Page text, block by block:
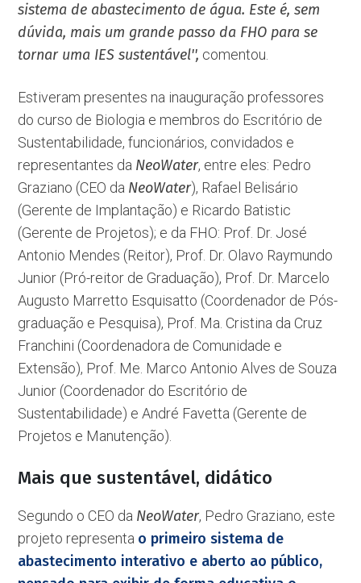
sistema de abastecimento de água. Este é, sem
dúvida, mais um grande passo da FHO para se
tornar uma IES sustentável'', comentou.
Estiveram presentes na inauguração professores
do curso de Biologia e membros do Escritório de
Sustentabilidade, funcionários, convidados e
representantes da NeoWater, entre eles: Pedro
Graziano (CEO da NeoWater), Rafael Belisário
(Gerente de Implantação) e Ricardo Batistic
(Gerente de Projetos); e da FHO: Prof. Dr. José
Antonio Mendes (Reitor), Prof. Dr. Olavo Raymundo
Junior (Pró-reitor de Graduação), Prof. Dr. Marcelo
Augusto Marretto Esquisatto (Coordenador de Pós-
graduação e Pesquisa), Prof. Ma. Cristina da Cruz
Franchini (Coordenadora de Comunidade e
Extensão), Prof. Me. Marco Antonio Alves de Souza
Junior (Coordenador do Escritório de
Sustentabilidade) e André Favetta (Gerente de
Projetos e Manutenção).
Mais que sustentável, didático
Segundo o CEO da NeoWater, Pedro Graziano, este
projeto representa o primeiro sistema de
abastecimento interativo e aberto ao público,